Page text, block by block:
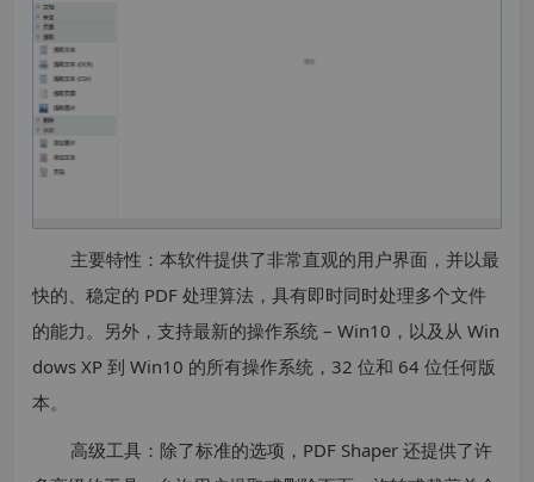
主要特性：本软件提供了非常直观的用户界面，并以最
快的、稳定的 PDF 处理算法，具有即时同时处理多个文件
的能力。另外，支持最新的操作系统 – Win10，以及从 Win
dows XP 到 Win10 的所有操作系统，32 位和 64 位任何版
本。
高级工具：除了标准的选项，PDF Shaper 还提供了许